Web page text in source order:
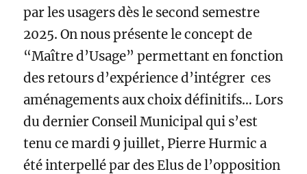
par les usagers dès le second semestre
2025. On nous présente le concept de
“Maître d’Usage” permettant en fonction
des retours d’expérience d’intégrer ces
aménagements aux choix définitifs… Lors
du dernier Conseil Municipal qui s’est
tenu ce mardi 9 juillet, Pierre Hurmic a
été interpellé par des Elus de l’opposition